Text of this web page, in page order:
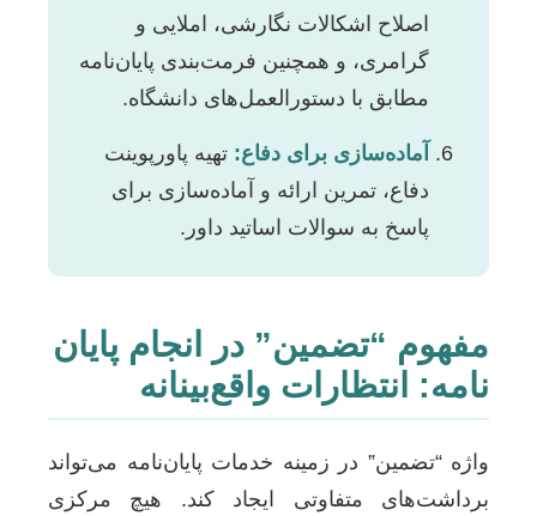
اصلاح اشکالات نگارشی، املایی و
گرامری، و همچنین فرمت‌بندی پایان‌نامه
مطابق با دستورالعمل‌های دانشگاه.
آماده‌سازی برای دفاع: تهیه پاورپوینت
دفاع، تمرین ارائه و آماده‌سازی برای
پاسخ به سوالات اساتید داور.
مفهوم “تضمین” در انجام پایان
نامه: انتظارات واقع‌بینانه
واژه “تضمین” در زمینه خدمات پایان‌نامه می‌تواند
برداشت‌های متفاوتی ایجاد کند. هیچ مرکزی